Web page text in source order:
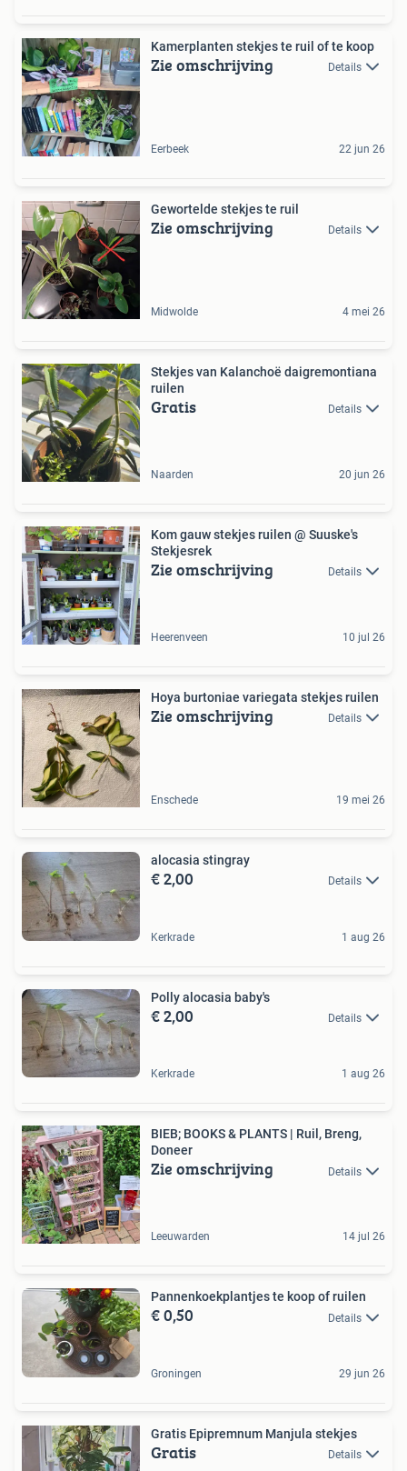
Kamerplanten stekjes te ruil of te koop
Zie omschrijving Details
Eerbeek 22 jun 26
Gewortelde stekjes te ruil
Zie omschrijving Details
Midwolde 4 mei 26
Stekjes van Kalanchoë daigremontiana
ruilen
Gratis Details
Naarden 20 jun 26
Kom gauw stekjes ruilen @ Suuske's
Stekjesrek
Zie omschrijving Details
Heerenveen 10 jul 26
Hoya burtoniae variegata stekjes ruilen
Zie omschrijving Details
Enschede 19 mei 26
alocasia stingray
€ 2,00 Details
Kerkrade 1 aug 26
Polly alocasia baby's
€ 2,00 Details
Kerkrade 1 aug 26
BIEB; BOOKS & PLANTS | Ruil, Breng,
Doneer
Zie omschrijving Details
Leeuwarden 14 jul 26
Pannenkoekplantjes te koop of ruilen
€ 0,50 Details
Groningen 29 jun 26
Gratis Epipremnum Manjula stekjes
Gratis Details